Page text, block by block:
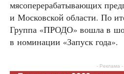
мясоперерабатывающих
и Московской области. По
Группа «ПРОДО» вошла в
в номинации «Запуск года».
- Реклама -